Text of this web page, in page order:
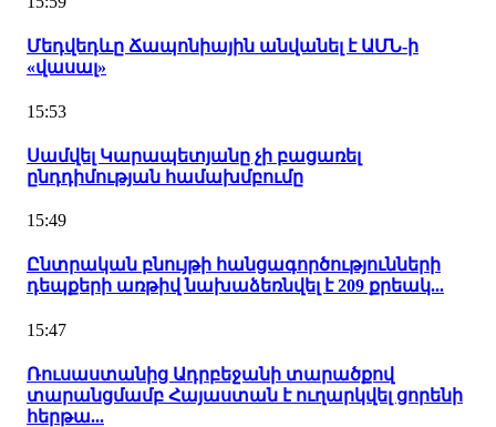
Մեդվեդևը Ճապոնիային անվանել է ԱՄՆ-ի
«վասալ»
15:53
Սամվել Կարապետյանը չի բացառել
ընդդիմության համախմբումը
15:49
Ընտրական բնույթի հանցագործությունների
դեպքերի առթիվ նախաձեռնվել է 209 քրեակ...
15:47
Ռուսաստանից Ադրբեջանի տարածքով
տարանցմամբ Հայաստան է ուղարկվել ցորենի
հերթա...